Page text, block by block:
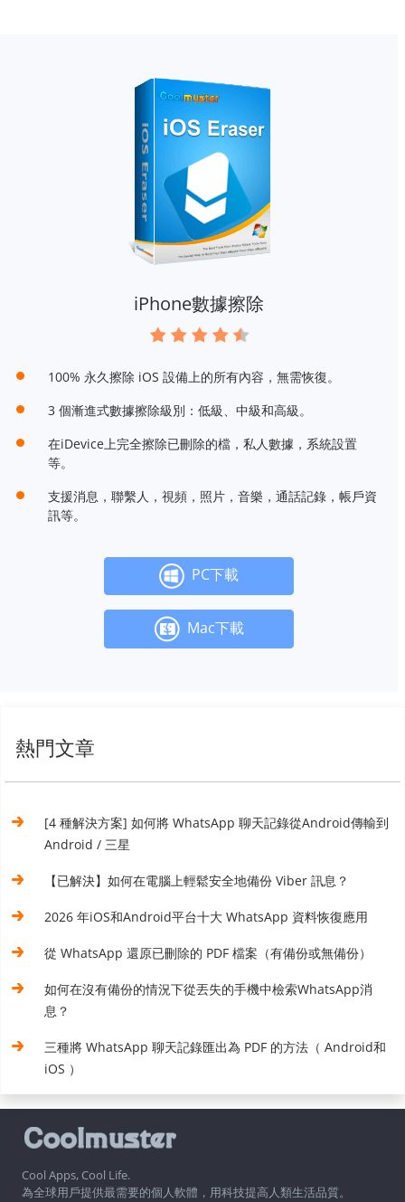
iPhone數據擦除
100% 永久擦除 iOS 設備上的所有內容，無需恢復。
3 個漸進式數據擦除級別：低級、中級和高級。
在iDevice上完全擦除已刪除的檔，私人數據，系統設置
等。
支援消息，聯繫人，視頻，照片，音樂，通話記錄，帳戶資
訊等。
PC下載
Mac下載
熱門文章
[4 種解決方案] 如何將 WhatsApp 聊天記錄從Android傳輸到
Android / 三星
【已解決】如何在電腦上輕鬆安全地備份 Viber 訊息？
2026 年iOS和Android平台十大 WhatsApp 資料恢復應用
從 WhatsApp 還原已刪除的 PDF 檔案（有備份或無備份）
如何在沒有備份的情況下從丟失的手機中檢索WhatsApp消
息？
三種將 WhatsApp 聊天記錄匯出為 PDF 的方法（ Android和
iOS ）
Cool Apps, Cool Life.
為全球用戶提供最需要的個人軟體，用科技提高人類生活品質。